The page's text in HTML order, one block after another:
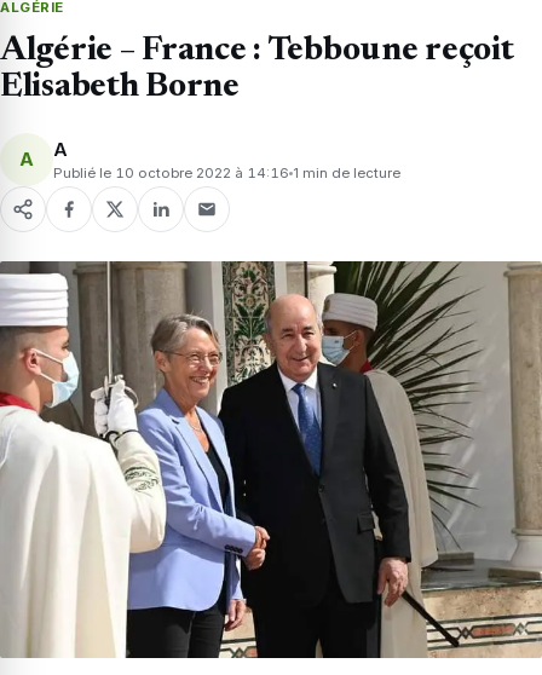
ALGÉRIE
Algérie – France : Tebboune reçoit
Elisabeth Borne
A A
Publié le 10 octobre 2022 à 14:16 1 min de lecture